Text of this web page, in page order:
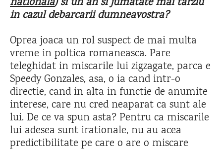
in cazul debarcarii dumneavostra?
Oprea joaca un rol suspect de mai multa
vreme in poltica romaneasca. Pare
teleghidat in miscarile lui zigzagate, parca e
Speedy Gonzales, asa, o ia cand intr-o
directie, cand in alta in functie de anumite
interese, care nu cred neaparat ca sunt ale
lui. De ce va spun asta? Pentru ca miscarile
lui adesea sunt irationale, nu au acea
predictibilitate pe care o are o miscare